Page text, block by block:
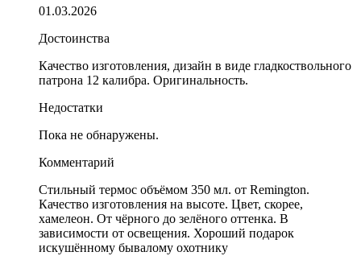
01.03.2026
Достоинства
Качество изготовления, дизайн в виде гладкоствольного
патрона 12 калибра. Оригинальность.
Недостатки
Пока не обнаружены.
Комментарий
Стильный термос объёмом 350 мл. от Remington.
Качество изготовления на высоте. Цвет, скорее,
хамелеон. От чёрного до зелёного оттенка. В
зависимости от освещения. Хороший подарок
искушённому бывалому охотнику